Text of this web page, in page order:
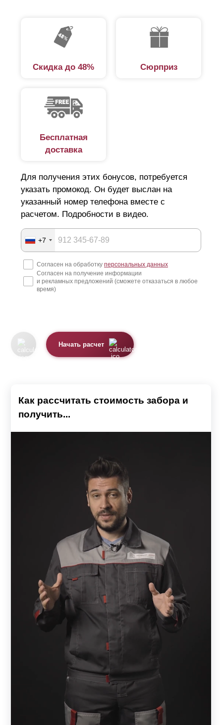
Скидка до 48% Сюрприз
Бесплатная
доставка
Для получения этих бонусов, потребуется
указать промокод. Он будет выслан на
указанный номер телефона вместе с
расчетом. Подробности в видео.
+7
Согласен на обработку персональных данных
Согласен на получение информации
и рекламных предложений (сможете отказаться в любое
время)
Начать расчет
Как рассчитать стоимость забора и
получить...